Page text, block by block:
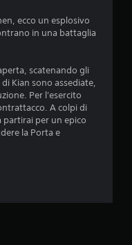
e
l
e
ecco un esplosivo
in una battaglia
scatenando gli
Kian sono assediate,
Per l'esercito
A colpi di
per un epico
la Porta e